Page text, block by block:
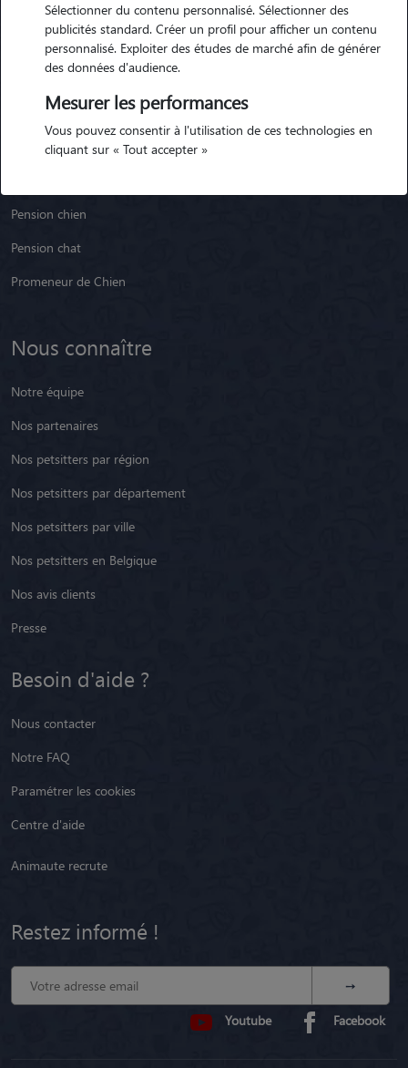
Garde Chien
Garde Chat
Garde Nac
Races de chiens
Pension chien
Pension chat
Promeneur de Chien
Nous connaître
Notre équipe
Nos partenaires
Nos petsitters par région
Nos petsitters par département
Nos petsitters par ville
Nos petsitters en Belgique
Nos avis clients
Presse
Besoin d'aide ?
Nous contacter
Notre FAQ
Paramétrer les cookies
Centre d'aide
Animaute recrute
Restez informé !
Youtube Facebook
Sélectionner du contenu personnalisé. Sélectionner des
publicités standard. Créer un profil pour afficher un contenu
personnalisé. Exploiter des études de marché afin de générer
des données d'audience.
Mesurer les performances
Vous pouvez consentir à l'utilisation de ces technologies en
cliquant sur « Tout accepter »